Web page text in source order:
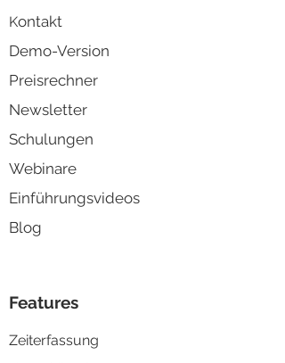
Kontakt
Demo-Version
Preisrechner
Newsletter
Schulungen
Webinare
Einführungsvideos
Blog
Features
Zeiterfassung